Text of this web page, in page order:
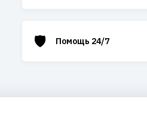
🛡️ Помощь 24/7